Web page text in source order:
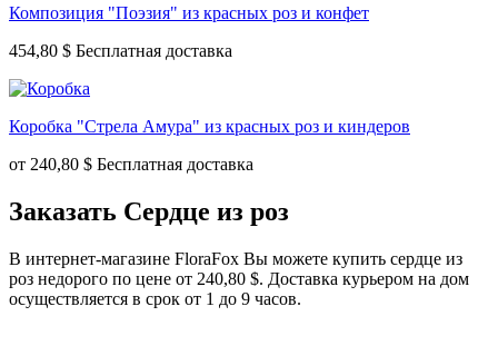
Композиция "Поэзия" из красных роз и конфет
454,80 $
Коробка "Стрела Амура" из красных роз и киндеров
от 240,80 $
Заказать Сердце из роз
В интернет-магазине FloraFox Вы можете купить сердце из
роз недорого по цене от 240,80 $. Доставка курьером на дом
осуществляется в срок от 1 до 9 часов.